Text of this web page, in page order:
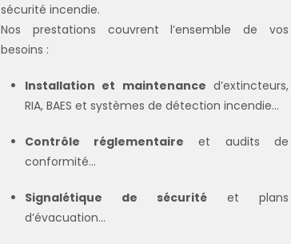
sécurité incendie.
Nos prestations couvrent l’ensemble de vos
besoins :
Installation et maintenance d’extincteurs,
RIA, BAES et systèmes de détection incendie...
Contrôle réglementaire et audits de
conformité...
Signalétique de sécuritéet plans
d’évacuation...